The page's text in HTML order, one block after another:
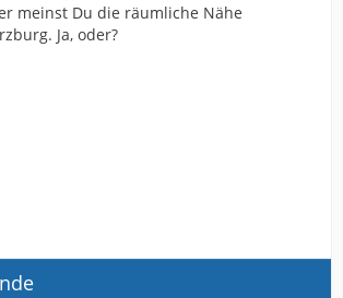
meinst Du die räumliche Nähe
Ja, oder?